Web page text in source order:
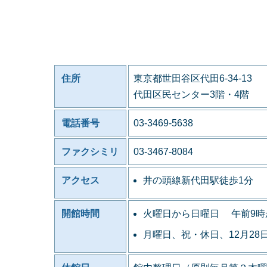
住所
東京都世田谷区代田6-34-13
代田区民センター3階・4階
電話番号 03-3469-5638
ファクシミリ 03-3467-8084
アクセス 井の頭線新代田駅徒歩1分
開館時間 火曜日から日曜日 午前9時
月曜日、祝・休日、12月